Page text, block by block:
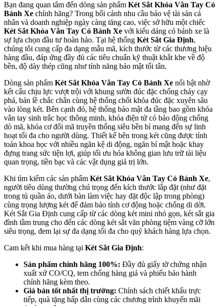
Bạn đang quan tâm đến dòng sản phẩm Két Sắt Khóa Vân Tay Có
Bánh Xe chính hãng? Trong bối cảnh nhu cầu bảo vệ tài sản cá
nhân và doanh nghiệp ngày càng tăng cao, việc sở hữu một chiếc
Két Sắt Khóa Vân Tay Có Bánh Xe với kiểu dáng có bánh xe là
sự lựa chọn đầu tư hoàn hảo. Tại hệ thống Két Sắt Gia Định,
chúng tôi cung cấp đa dạng mẫu mã, kích thước từ các thương hiệu
hàng đầu, đáp ứng đầy đủ các tiêu chuẩn kỹ thuật khắt khe về độ
bền, độ dày thép cũng như tính năng bảo mật tối tân.
Dòng sản phẩm Két Sắt Khóa Vân Tay Có Bánh Xe nổi bật nhờ
kết cấu chịu lực vượt trội với khung sườn đúc đặc chống cháy cạy
phá, bản lề chắc chắn cùng hệ thống chốt khóa đúc đặc xuyên sâu
vào lòng két. Bên cạnh đó, hệ thống bảo mật đa tầng bao gồm khóa
vân tay sinh trắc học thông minh, khóa điện tử có báo động chống
dò mã, khóa cơ đổi mã truyền thống siêu bền bỉ mang đến sự linh
hoạt tối đa cho người dùng. Thiết kế bên trong két cũng được tính
toán khoa học với nhiều ngăn kệ di động, ngăn bí mật hoặc khay
đựng trang sức tiện lợi, giúp tối ưu hóa không gian lưu trữ tài liệu
quan trọng, tiền bạc và các vật dụng giá trị lớn.
Khi tìm kiếm các sản phẩm Két Sắt Khóa Vân Tay Có Bánh Xe,
người tiêu dùng thường chú trọng đến kích thước lắp đặt (như đặt
trong tủ quần áo, dưới bàn làm việc hay đặt độc lập trong phòng)
cùng trọng lượng két để đảm bảo tính cơ động hoặc chống di dời.
Két Sắt Gia Định cung cấp từ các dòng két mini nhỏ gọn, két sắt gia
đình tầm trung cho đến các dòng két sắt văn phòng tiệm vàng cỡ lớn
siêu trọng, đem lại sự đa dạng tối đa cho quý khách hàng lựa chọn.
Cam kết khi mua hàng tại Két Sắt Gia Định:
Sản phẩm chính hãng 100%: Đầy đủ giấy tờ chứng nhận
xuất xứ CO/CQ, tem chống hàng giả và phiếu bảo hành
chính hãng kèm theo.
Giá bán tốt nhất thị trường: Chính sách chiết khấu trực
tiếp, quà tặng hấp dẫn cùng các chương trình khuyến mãi